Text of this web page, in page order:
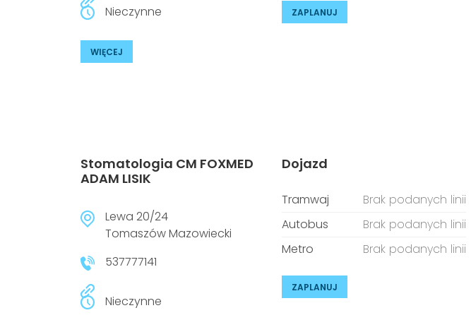
Nieczynne
WIĘCEJ
ZAPLANUJ
Stomatologia CM FOXMED
ADAM LISIK
Lewa 20/24
Tomaszów Mazowiecki
537777141
Nieczynne
Dojazd
Tramwaj
Brak podanych linii
Autobus
Brak podanych linii
Metro
Brak podanych linii
ZAPLANUJ